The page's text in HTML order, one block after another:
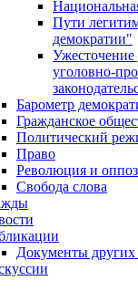
Пути
демократии"
Ужесточение
уголовно-
Барометр
Гражданское
Политический
Право
Революция и
Свобода слова
Документы других